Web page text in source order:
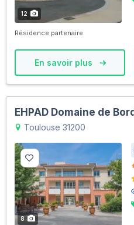
12
Résidence partenaire
En savoir plus
EHPAD Domaine de
Toulouse 31200
8